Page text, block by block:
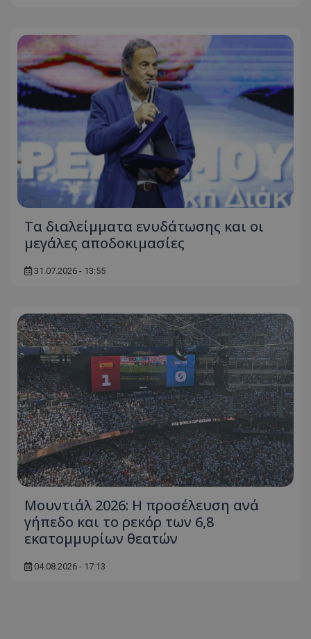
Τα διαλείμματα ενυδάτωσης και οι
μεγάλες αποδοκιμασίες
31.07.2026 - 13:55
Μουντιάλ 2026: Η προσέλευση ανά
γήπεδο και το ρεκόρ των 6,8
εκατομμυρίων θεατών
04.08.2026 - 17:13